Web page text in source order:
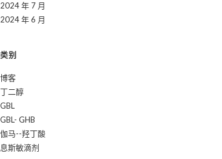
2024 年 7 月
2024 年 6 月
类别
博客
丁二醇
GBL
GBL- GHB
伽马--羟丁酸
息斯敏滴剂